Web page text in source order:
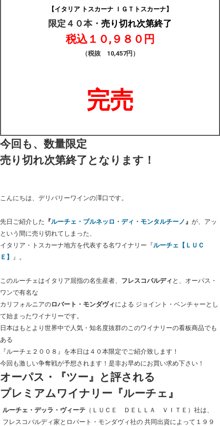
【イタリア トスカーナ ＩＧＴトスカーナ】
限定４０本・ 売り切れ次第終了
税込１０,９８０円
（税抜 10,457円）
完売
今回も、数量限定
売り切れ次第終了となります！
こんにちは、デリバリーワインの澤口です。
先日ご紹介した 『ルーチェ・ブルネッロ・ディ・モンタルチーノ 』 が、アッ
という間に売り切れてしまった、
イタリア・トスカーナ地方を代表する名ワイナリー『ルーチェ【ＬＵＣ
Ｅ】 』。
このルーチェはイタリア屈指の名生産者、 フレスコバルディ と、オーパス・
ワンで有名な
カリフォルニアのロバート・モンダヴィ による ジョイント・ベンチャーとし
て始まったワイナリーです。
日本はもとより世界中で人気・知名度抜群のこのワイナリーの看板商品でも
ある
『ルーチェ２００８』を本日は４０本限定でご紹介致します！
今回も激しい争奪戦が予想されます！是非お早めにお買い求め下さい！
オーパス・『ツー』と評される
プレミアムワイナリー『ルーチェ』
ルーチェ・デッラ・ヴィーテ （ＬＵＣＥ ＤＥＬＬＡ ＶＩＴＥ）社は、
フレスコバルディ家とロバート・モンダヴィ社の 共同出資によって１９９